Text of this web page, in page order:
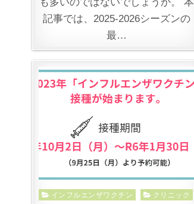
記事では、2025-2026シーズンの
最…
Posted
インフルエンザワクチン
クリニック